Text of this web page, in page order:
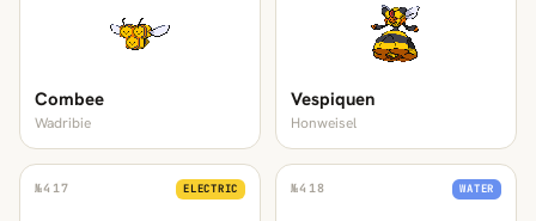
Combee
Wadribie
Vespiquen
Honweisel
№417 ELECTRIC №418 WATER